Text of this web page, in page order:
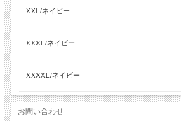
XXL/ネイビー
XXXL/ネイビー
XXXXL/ネイビー
お問い合わせ